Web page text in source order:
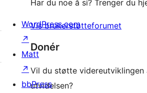
Har du noe å si? Trenger du
Vis brukerstøtteforumet
Donér
Vil du støtte videreutviklingen
utvidelsen?
WordPress.com
↗
Matt
↗
bbPress